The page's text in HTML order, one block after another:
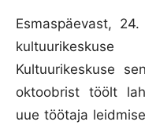
Esmaspäevast,
Kultuurikeskuse
oktoobrist töölt
uue töötaja